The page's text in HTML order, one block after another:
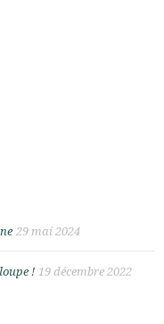
29 mai 2024
! 19 décembre 2022